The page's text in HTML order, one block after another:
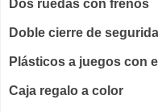
Dos ruedas con frenos
Doble cierre de
Plásticos a juegos con
Caja regalo a color